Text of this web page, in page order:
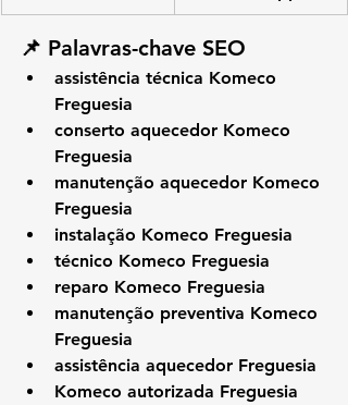
📌 Palavras-chave SEO
assistência técnica Komeco
Freguesia
conserto aquecedor Komeco
Freguesia
manutenção aquecedor Komeco
Freguesia
instalação Komeco Freguesia
técnico Komeco Freguesia
reparo Komeco Freguesia
manutenção preventiva Komeco
Freguesia
assistência aquecedor Freguesia
Komeco autorizada Freguesia